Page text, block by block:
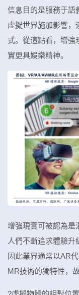
信息目的是服務于語
虛擬世界施加影響，
式。從這點看，增強
實更具娛樂精神。
增強現實可被認為是
人們不斷追求體驗升
因此業界通常以AR
MR技術的獨特性，